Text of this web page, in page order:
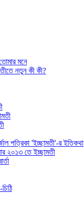
মনে
নতুন কী কী?
পত্রিকা 'ইচ্ছামতী'-র ইতিকথা
২০১৩ তে ইচ্ছামতী